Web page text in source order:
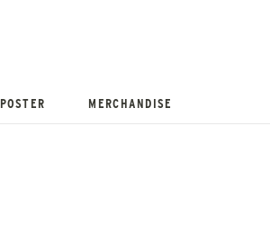
POSTER MERCHANDISE